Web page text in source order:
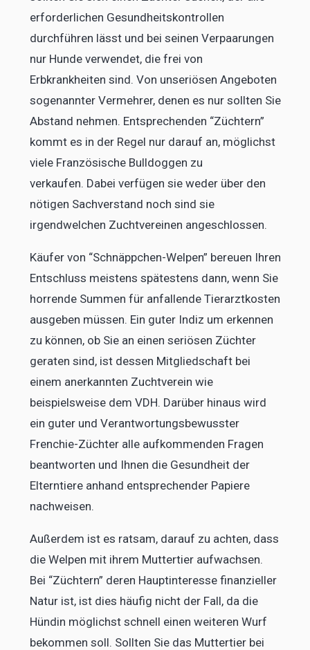
erforderlichen Gesundheitskontrollen
durchführen lässt und bei seinen Verpaarungen
nur Hunde verwendet, die frei von
Erbkrankheiten sind. Von unseriösen Angeboten
sogenannter Vermehrer, denen es nur sollten Sie
Abstand nehmen. Entsprechenden “Züchtern”
kommt es in der Regel nur darauf an, möglichst
viele Französische Bulldoggen zu
verkaufen. Dabei verfügen sie weder über den
nötigen Sachverstand noch sind sie
irgendwelchen Zuchtvereinen angeschlossen.
Käufer von “Schnäppchen-Welpen” bereuen Ihren
Entschluss meistens spätestens dann, wenn Sie
horrende Summen für anfallende Tierarztkosten
ausgeben müssen. Ein guter Indiz um erkennen
zu können, ob Sie an einen seriösen Züchter
geraten sind, ist dessen Mitgliedschaft bei
einem anerkannten Zuchtverein wie
beispielsweise dem VDH. Darüber hinaus wird
ein guter und Verantwortungsbewusster
Frenchie-Züchter alle aufkommenden Fragen
beantworten und Ihnen die Gesundheit der
Elterntiere anhand entsprechender Papiere
nachweisen.
Außerdem ist es ratsam, darauf zu achten, dass
die Welpen mit ihrem Muttertier aufwachsen.
Bei “Züchtern” deren Hauptinteresse finanzieller
Natur ist, ist dies häufig nicht der Fall, da die
Hündin möglichst schnell einen weiteren Wurf
bekommen soll. Sollten Sie das Muttertier bei